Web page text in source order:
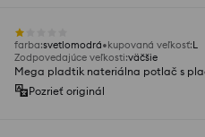
farba:svetlomodrá kupovaná veľkosť:L
Zodpovedajúce veľkosti:väčšie
Mega pladtik nateriálna potlač s
Pozrieť originál